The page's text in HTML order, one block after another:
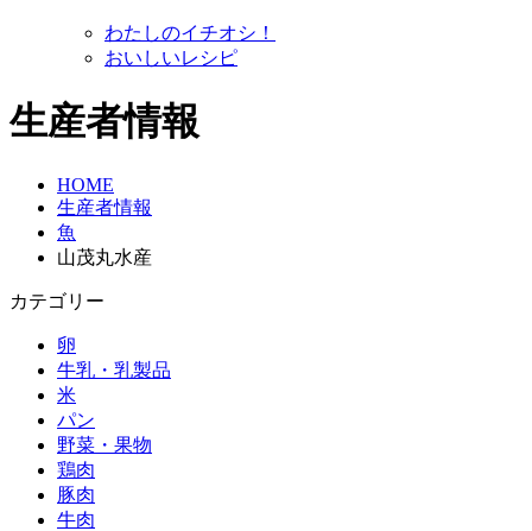
わたしのイチオシ！
おいしいレシピ
生産者情報
HOME
生産者情報
魚
山茂丸水産
カテゴリー
卵
牛乳・乳製品
米
パン
野菜・果物
鶏肉
豚肉
牛肉